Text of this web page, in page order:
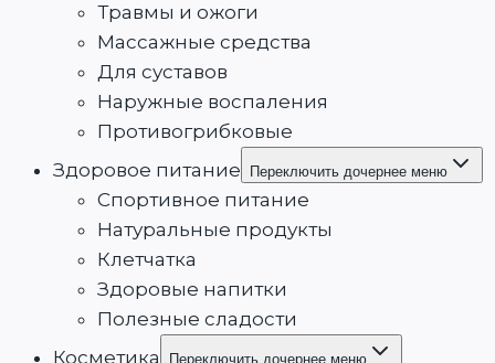
Травмы и ожоги
Массажные средства
Для суставов
Наружные воспаления
Противогрибковые
Здоровое питание
Переключить дочернее меню
Спортивное питание
Натуральные продукты
Клетчатка
Здоровые напитки
Полезные сладости
Косметика
Переключить дочернее меню